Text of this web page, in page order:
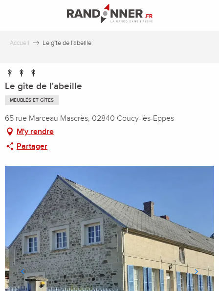
principal
Accueil Le gîte de l'abeille
Le gîte de l'abeille
MEUBLÉS ET GÎTES
65 rue Marceau Mascrès, 02840 Coucy-lès-Eppes
M'y rendre
Partager